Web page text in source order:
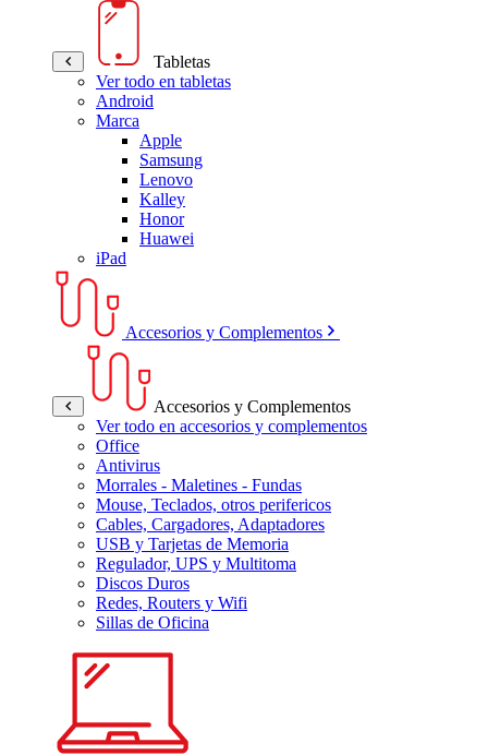
Tabletas
Ver todo en tabletas
Android
Marca
Apple
Samsung
Lenovo
Kalley
Honor
Huawei
iPad
Accesorios y Complementos
Accesorios y Complementos
Ver todo en accesorios y complementos
Office
Antivirus
Morrales - Maletines - Fundas
Mouse, Teclados, otros perifericos
Cables, Cargadores, Adaptadores
USB y Tarjetas de Memoria
Regulador, UPS y Multitoma
Discos Duros
Redes, Routers y Wifi
Sillas de Oficina